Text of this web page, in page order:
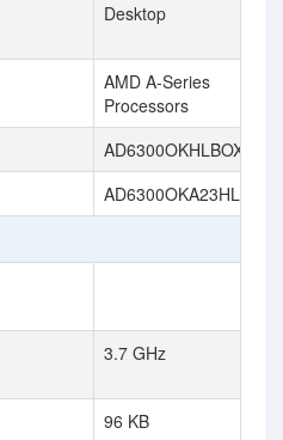
Desktop
AMD A-Series
Processors
AD6300OKHLBOX
AD6300OKA23HL
3.7 GHz
96 KB